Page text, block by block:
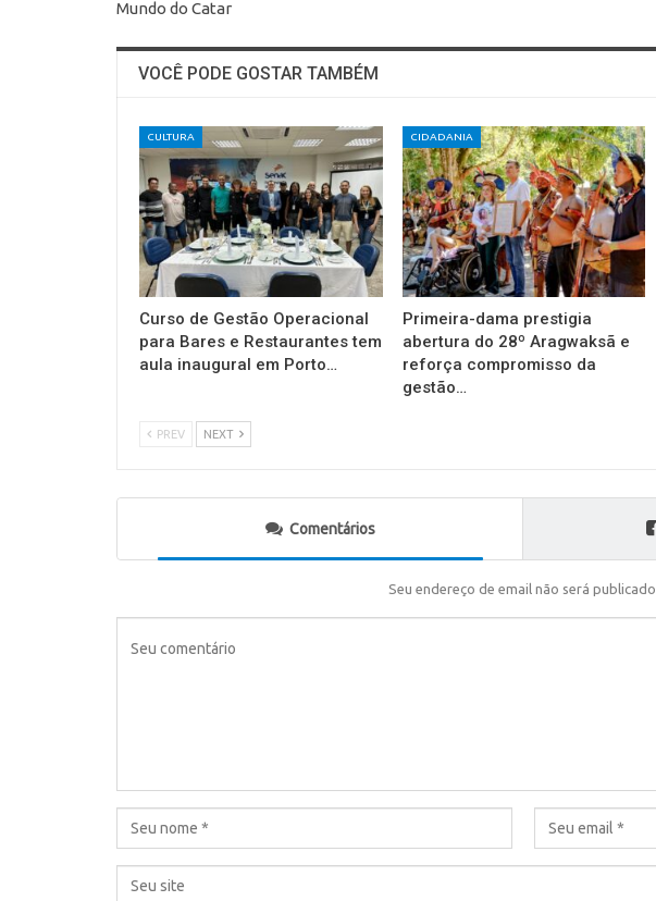
Mundo do Catar
VOCÊ PODE GOSTAR TAMBÉM
CULTURA
Curso de Gestão Operacional
para Bares e Restaurantes tem
aula inaugural em Porto…
CIDADANIA
Primeira-dama prestigia
abertura do 28º Aragwaksã e
reforça compromisso da
gestão…
PREV NEXT
Comentários
Seu endereço de email não será publicado.